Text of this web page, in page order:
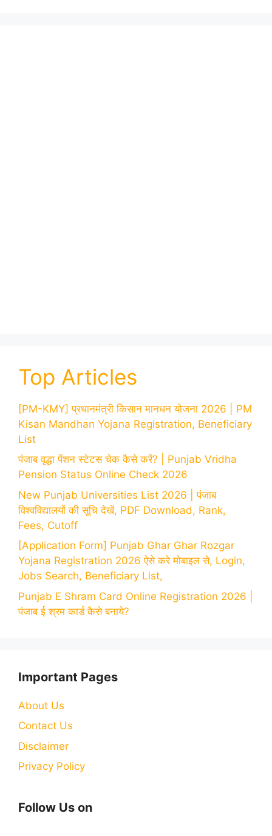
Top Articles
[PM-KMY] प्रधानमंत्री किसान मानधन योजना 2026 | PM
Kisan Mandhan Yojana Registration, Beneficiary
List
पंजाब वृद्धा पेंशन स्टेटस चेक कैसे करें? | Punjab Vridha
Pension Status Online Check 2026
New Punjab Universities List 2026 | पंजाब
विश्वविद्यालयों की सूचि देखें, PDF Download, Rank,
Fees, Cutoff
[Application Form] Punjab Ghar Ghar Rozgar
Yojana Registration 2026 ऐसे करे मोबाइल से, Login,
Jobs Search, Beneficiary List,
Punjab E Shram Card Online Registration 2026 |
पंजाब ई श्रम कार्ड कैसे बनाये?
Important Pages
About Us
Contact Us
Disclaimer
Privacy Policy
Follow Us on